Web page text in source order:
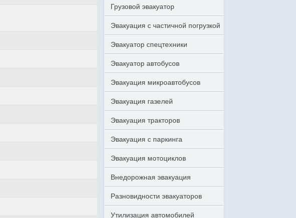
Грузовой эвакуатор
Эвакуация с частичной погрузкой
Эвакуатор спецтехники
Эвакуатор автобусов
Эвакуация микроавтобусов
Эвакуация газелей
Эвакуация тракторов
Эвакуация с паркинга
Эвакуация мотоциклов
Внедорожная эвакуация
Разновидности эвакуаторов
Утилизация автомобилей